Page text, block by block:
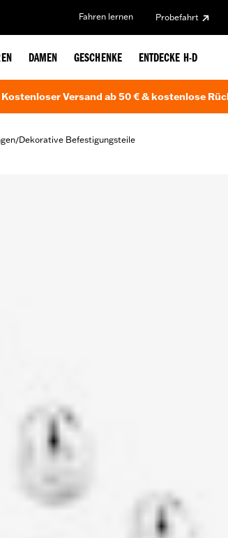
Fahren lernen Probefahrt
DAMEN GESCHENKE ENTDECKE H-D
Kostenloser Versand ab 50 € & kostenlose
/Dekorative Befestigungsteile